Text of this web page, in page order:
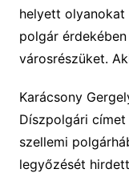
helyett olyanokat
polgár
városrészüket.
Karácsony
Díszpolgári
szellemi
legyőzését